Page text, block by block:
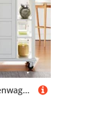
Multifunktionaler Küchenwagen mit klappbarer Arbeitsplatte, 120×65 cm erweiterbar, 2 Schubladen, geräumige Aufbewahrung, auf Rollen – Stilvoller Servierwagen für Küche (Weiß)